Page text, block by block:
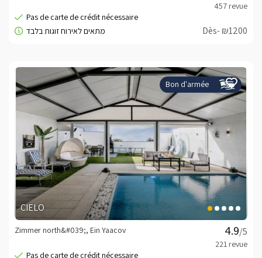
Dès- ₪1200
Bon d'armée
CIELO
/5
Zimmer north&#039;, Ein Yaacov